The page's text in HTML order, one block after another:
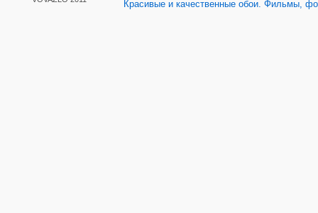
Красивые и качественные обои. Фильмы,